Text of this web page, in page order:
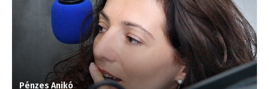
Pénzes Anikó